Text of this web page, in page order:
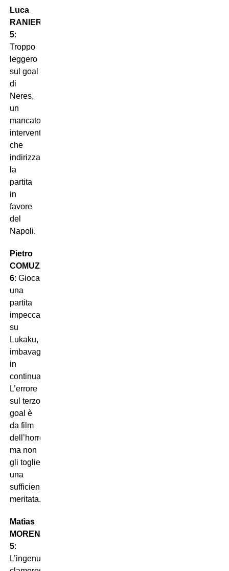
Luca
RANIERI
5:
Troppo
leggero
sul goal
di
Neres,
un
mancato
intervento
che
indirizza
la
partita
in
favore
del
Napoli.
Pietro
COMUZZO
6: Gioca
una
partita
impeccabile
su
Lukaku,
imbavagliandolo
in
continuazione.
L’errore
sul terzo
goal è
da film
dell’horror,
ma non
gli toglie
una
sufficienza
meritata.
Matìas
MORENO
5:
L’ingenuità